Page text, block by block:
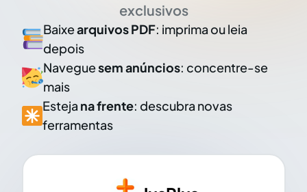
exclusivos
Baixearquivos PDF: imprima ou leia
depois
Naveguesem anúncios: concentre-se
mais
Esteja na frente: descubra novas
ferramentas